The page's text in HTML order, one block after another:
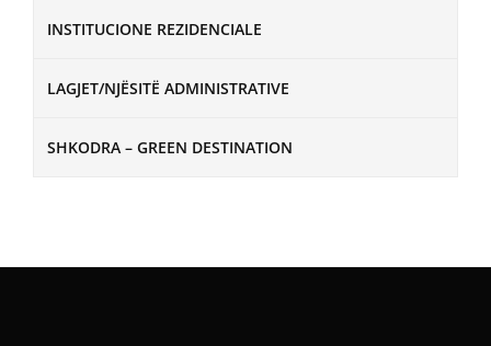
INSTITUCIONE REZIDENCIALE
LAGJET/NJËSITË ADMINISTRATIVE
SHKODRA – GREEN DESTINATION